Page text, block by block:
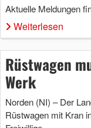
Aktuelle Meldungen
Weiterlesen
Rüstwagen
Werk
Norden (NI) – Der
Rüstwagen mit Kran